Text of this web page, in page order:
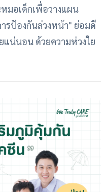
มอเด็กเพื่อวางแผน
รป้องกันล่วงหน้า" ย่อมดี
แน่นอน ด้วยความห่วงใย